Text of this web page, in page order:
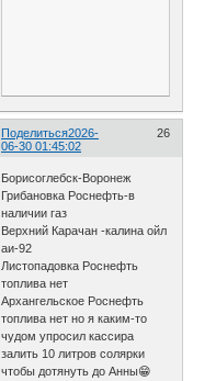
Поделиться 26
2026-
06-30 01:45:02
Борисоглебск-Воронеж
Грибановка Роснефть-в
наличии газ
Верхний Карачан -калина ойл
аи-92
Листопадовка Роснефть
топлива нет
Архангельское Роснефть
топлива нет но я каким-то
чудом упросил кассира
залить 10 литров солярки
чтобы дотянуть до Анны😁